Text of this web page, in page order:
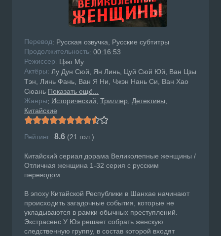
Перевод: Русская озвучка, Русские субтитры
Продолжительность: 00:16:53
Режисcер: Цзю Му
Актёры: Лу Дун Сюй, Ян Линь, Цуй Сюй Юй, Ван Цзы
Тэн, Линь Фань, Ван Я Ни, Чжэн Нань Си, Ван Хао
Сюань Показать ещё...
Жанры: Исторический Триллер Детективы
Китайские
Рейтинг: 8.6 (21 гол.)
Китайский сериал дорама Великолепные женщины /
Отличная женщина 1-32 серия с русским
переводом.
В эпоху Китайской Республики в Шанхае начинают
происходить загадочные события, которые не
укладываются в рамки обычных преступлений.
Экстрасенс У Юэ решает собрать женскую
следственную группу, в состав которой входят